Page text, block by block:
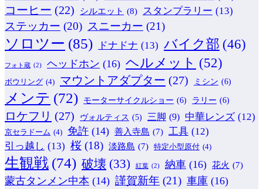
コーヒー (22) シルエット (8) スタンプラリー (13)
ステッカー (20) スニーカー (21)
ソロツー (85) ドナドナ (13) バイク部 (46)
フォト蔵 (2) ヘッドホン (16) ヘルメット (52)
ボウリング (4) マウントアダプター (27) ミシン (6)
メンテ (72) モーターサイクルショー (6) ラリー (6)
ロケフリ (27) ヴォルティス (5) 三脚 (9) 中華レンズ (12)
京セラドーム (4) 免許 (14) 善入寺島 (7) 工具 (12)
引っ越し (13) 桜 (18) 淡路島 (7) 特定小型原付 (4)
生観戦 (74) 破壊 (33) 紅葉 (2) 納車 (16) 花火 (7)
蒙古タンメン中本 (14) 謹賀新年 (21) 車庫 (16)